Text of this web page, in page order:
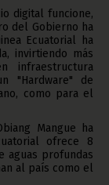
digital funcione,
del Gobierno ha
Ecuatorial ha
invirtiendo más
infraestructura
"Hardware" de
como para el
Mangue ha
ofrece 8
aguas profundas
al país como el